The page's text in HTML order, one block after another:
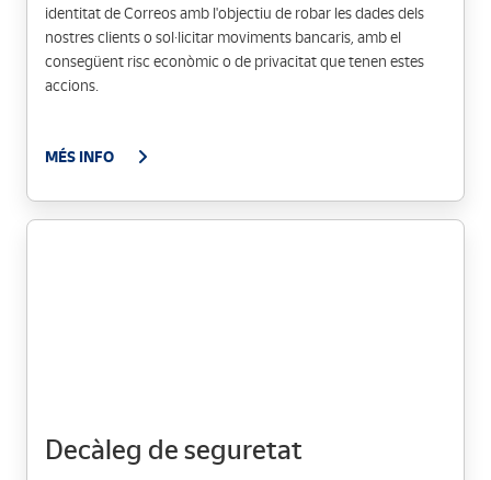
identitat de Correos amb l'objectiu de robar les dades dels
nostres clients o sol·licitar moviments bancaris, amb el
consegüent risc econòmic o de privacitat que tenen estes
accions.
MÉS INFO
Decàleg de seguretat